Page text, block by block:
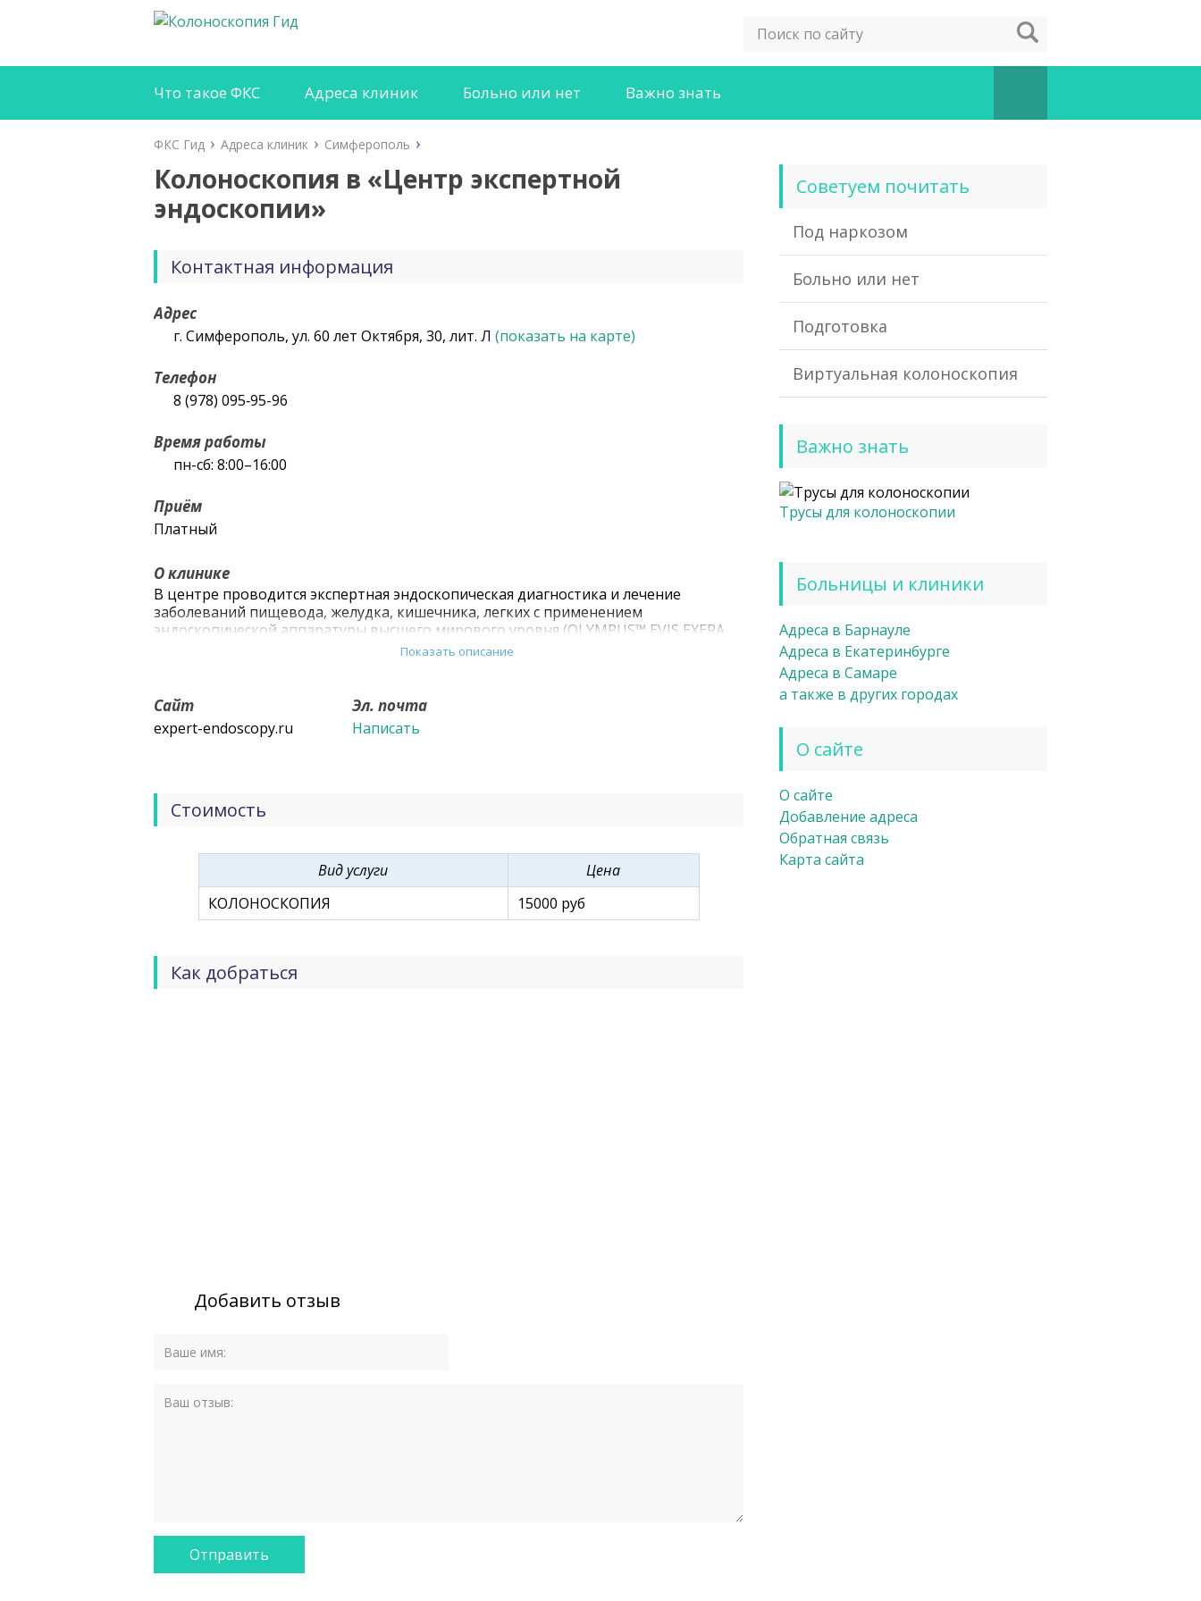
Что такое ФКС Адреса клиник Больно или нет Важно знать
ФКС Гид Адреса клиник Симферополь
Колоноскопия в «Центр экспертной
эндоскопии»
Контактная информация
Адрес
г. Симферополь, ул. 60 лет Октября, 30, лит. Л (показать на карте)
Телефон
8 (978) 095‑95-96
Время работы
пн-сб: 8:00–16:00
Приём
Платный
О клинике
В центре проводится экспертная эндоскопическая диагностика и лечение
заболеваний пищевода, желудка, кишечника, легких с применением
эндоскопической аппаратуры высшего мирового уровня (OLYMPUS™ EVIS EXERA
III), не имеющей аналогов в Крыму.Показать описание
Сайт
expert-endoscopy.ru
Эл. почта
Написать
Стоимость
Вид услуги
Цена
КОЛОНОСКОПИЯ
15000 руб
Как добраться
Добавить отзыв
Советуем почитать
Под наркозом
Больно или нет
Подготовка
Виртуальная колоноскопия
Важно знать
Трусы для колоноскопии
Больницы и клиники
Адреса в Барнауле
Адреса в Екатеринбурге
Адреса в Самаре
а также в других городах
О сайте
О сайте
Добавление адреса
Обратная связь
Карта сайта